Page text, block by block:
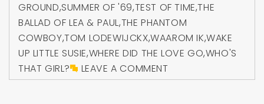
GROUND,SUMMER OF '69,TEST OF TIME,THE
BALLAD OF LEA & PAUL,THE PHANTOM
COWBOY,TOM LODEWIJCKX,WAAROM IK,WAKE
UP LITTLE SUSIE,WHERE DID THE LOVE GO,WHO'S
THAT GIRL?
LEAVE A COMMENT